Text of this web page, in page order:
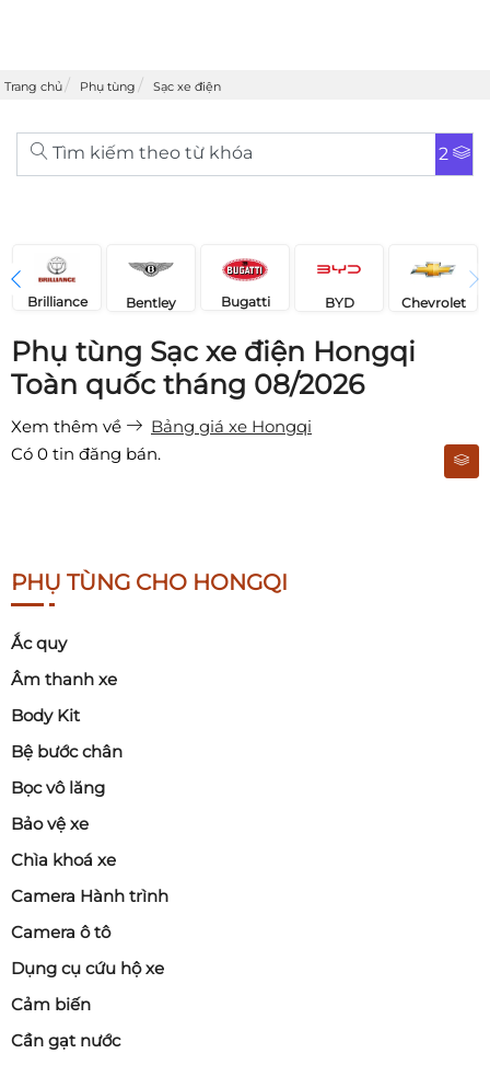
Trang chủ Phụ tùng Sạc xe điện
Tìm kiếm theo từ khóa 2
Brilliance Bentley Bugatti BYD Chevrolet
Phụ tùng Sạc xe điện Hongqi
Toàn quốc tháng 08/2026
Xem thêm về
Bảng giá xe Hongqi
Có 0 tin đăng bán.
PHỤ TÙNG CHO HONGQI
Ắc quy
Âm thanh xe
Body Kit
Bệ bước chân
Bọc vô lăng
Bảo vệ xe
Chìa khoá xe
Camera Hành trình
Camera ô tô
Dụng cụ cứu hộ xe
Cảm biến
Cần gạt nước